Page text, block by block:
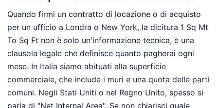
Quando firmi un contratto di locazione o di acquisto
per un ufficio a Londra o New York, la dicitura 1 Sq Mt
To Sq Ft non è solo un'informazione tecnica, è una
clausola legale che definisce quanto pagherai ogni
mese. In Italia siamo abituati alla superficie
commerciale, che include i muri e una quota delle parti
comuni. Negli Stati Uniti o nel Regno Unito, spesso si
parla di "Net Internal Area". Se non chiarisci quale